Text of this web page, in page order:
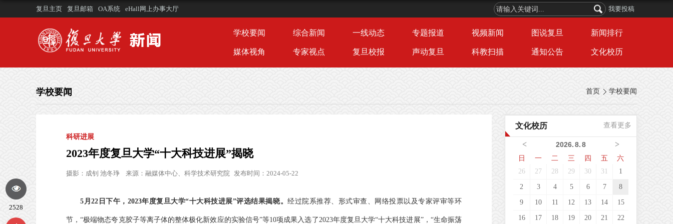
复旦主页 复旦邮箱 OA系统 eHall网上办事大厅 我要投稿
学校要闻 综合新闻 一线动态 专题报道 视频新闻 图说复旦 新闻排行
媒体视角 专家视点 复旦校报 声动复旦 科教扫描 通知公告 文化校历
首页 学校要闻
学校要闻
科研进展
2023年度复旦大学“十大科技进展”揭晓
摄影： 成钊 池冬琤 来源： 融媒体中心、科学技术研究院 发布时间：2024-05-22
5月22日下午，2023年度复旦大学“十大科技进展”评选结果揭晓。经过院系推荐、形式审查、网络投票以及专家评审等环
节，“极端物态夸克胶子等离子体的整体极化新效应的实验信号”等10项成果入选了2023年度复旦大学“十大科技进展”，“生命振荡
2528
文化校历 查看更多
< >
2026.8.8
日
一 二 三 四 五 六
26 27 28 29 30 31 1
2 3 4 5 6 7 8
9 10 11 12 13 14 15
16 17 18 19 20 21 22